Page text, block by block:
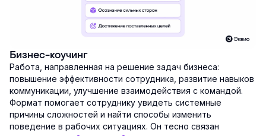
Бизнес-коучинг
Работа, направленная на решение задач бизнеса:
повышение эффективности сотрудника, развитие навыков
коммуникации, улучшение взаимодействия с командой.
Формат помогает сотруднику увидеть системные
причины сложностей и найти способы изменить
поведение в рабочих ситуациях. Он тесно связан